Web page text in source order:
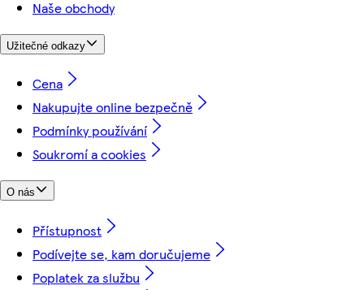
Naše obchody
Užitečné odkazy
Cena
Nakupujte online bezpečně
Podmínky používání
Soukromí a cookies
O nás
Přístupnost
Podívejte se, kam doručujeme
Poplatek za službu